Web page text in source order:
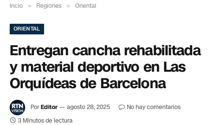
Incio » Regiones » Oriental
ORIENTAL
Entregan cancha rehabilitada
y material deportivo en Las
Orquídeas de Barcelona
PorEditor agosto 28, 2025
No hay comentarios
3 Minutos de lectura